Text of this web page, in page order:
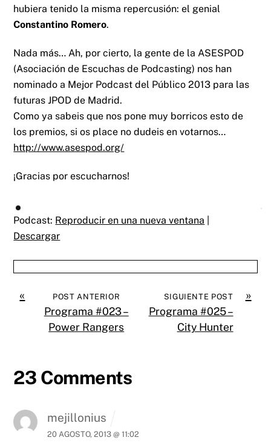
hubiera tenido la misma repercusión: el genial
Constantino Romero.
Nada más… Ah, por cierto, la gente de la ASESPOD
(Asociación de Escuchas de Podcasting) nos han
nominado a Mejor Podcast del Público 2013 para las
futuras JPOD de Madrid.
Como ya sabeis que nos pone muy borricos esto de
los premios, si os place no dudeis en votarnos…
http://www.asespod.org/
¡Gracias por escucharnos!
Podcast: Reproducir en una nueva ventana
Descargar
« POST ANTERIOR
Programa #023 –
Power Rangers
»
SIGUIENTE POST
Programa #025 –
City Hunter
23 Comments
mejillonius
20 AGOSTO, 2013 @ 11:02